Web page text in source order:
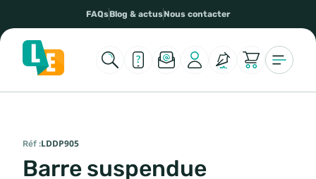
FAQsBlog & actusNous contacter
Réf :LDDP905
Barre suspendue